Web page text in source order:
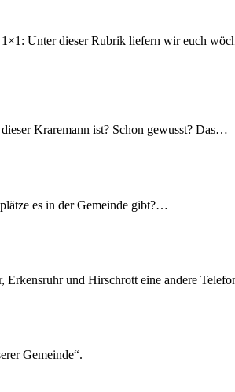
1×1: Unter dieser Rubrik liefern wir euch
Kraremann ist? Schon gewusst? Das…
es in der Gemeinde gibt?…
Erkensruhr und Hirschrott eine andere
Gemeinde“.